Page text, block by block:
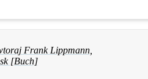
Frank Lippmann,
[Buch]